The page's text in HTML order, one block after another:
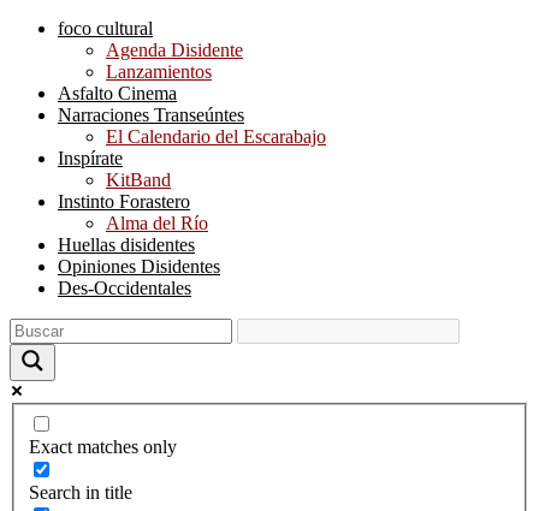
foco cultural
Agenda Disidente
Lanzamientos
Asfalto Cinema
Narraciones Transeúntes
El Calendario del Escarabajo
Inspírate
KitBand
Instinto Forastero
Alma del Río
Huellas disidentes
Opiniones Disidentes
Des-Occidentales
Exact matches only
Search in title